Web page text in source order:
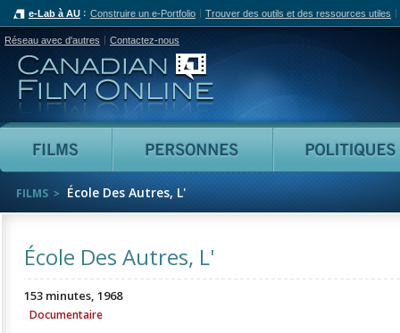
e-Lab à AU Construire un e-Portfolio Trouver des outils et des ressources utiles
Réseau avec d'autres Contactez-nous
Canadian Film Online
Films Personnes
FILMS École Des Autres, L'
École Des Autres, L'
153 minutes, 1968
Documentaire